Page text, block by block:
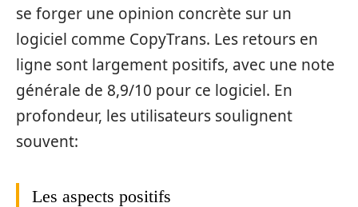
se forger une opinion concrète sur un
logiciel comme CopyTrans. Les retours en
ligne sont largement positifs, avec une note
générale de 8,9/10 pour ce logiciel. En
profondeur, les utilisateurs soulignent
souvent:
Les aspects positifs